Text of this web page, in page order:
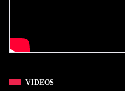
VIDEOS